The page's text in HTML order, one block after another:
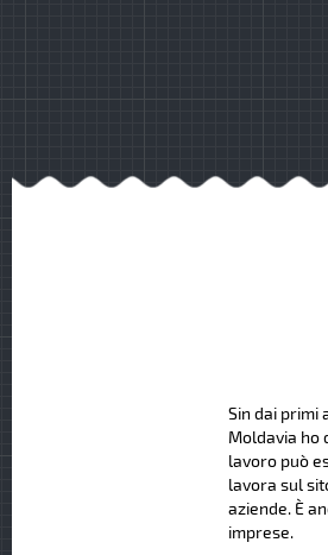
Sin dai primi
Moldavia ho
lavoro può
lavora sul
aziende. È
imprese.